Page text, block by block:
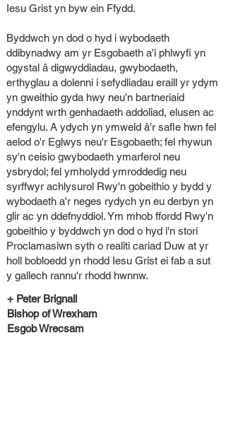
Iesu Grist yn byw ein Ffydd.
Byddwch yn dod o hyd i wybodaeth
ddibynadwy am yr Esgobaeth a'i phlwyfi yn
ogystal â digwyddiadau, gwybodaeth,
erthyglau a dolenni i sefydliadau eraill yr ydym
yn gweithio gyda hwy neu'n bartneriaid
ynddynt wrth genhadaeth addoliad, elusen ac
efengylu. A ydych yn ymweld â'r safle hwn fel
aelod o'r Eglwys neu'r Esgobaeth; fel rhywun
sy'n ceisio gwybodaeth ymarferol neu
ysbrydol; fel ymholydd ymroddedig neu
syrffwyr achlysurol Rwy'n gobeithio y bydd y
wybodaeth a'r neges rydych yn eu derbyn yn
glir ac yn ddefnyddiol. Ym mhob ffordd Rwy'n
gobeithio y byddwch yn dod o hyd i'n stori
Proclamasiwn syth o realiti cariad Duw at yr
holl bobloedd yn rhodd Iesu Grist ei fab a sut
y gallech rannu'r rhodd hwnnw.
+ Peter Brignall
Bishop of Wrexham
Esgob Wrecsam